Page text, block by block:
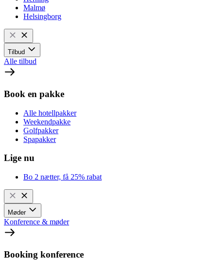
Malmø
Helsingborg
Tilbud
Alle tilbud
Book en pakke
Alle hotellpakker
Weekendpakke
Golfpakker
Spapakker
Lige nu
Bo 2 nætter, få 25% rabat
Møder
Konference & møder
Booking konference